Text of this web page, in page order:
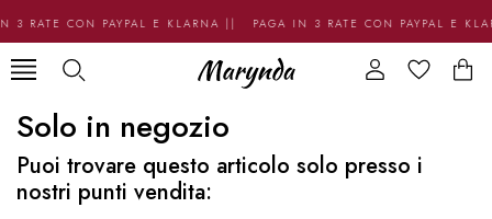
3 RATE CON PAYPAL E KLARNA || PAGA IN 3 RATE CON PAYPAL E
Solo in negozio
Puoi trovare questo articolo solo presso i
nostri punti vendita: